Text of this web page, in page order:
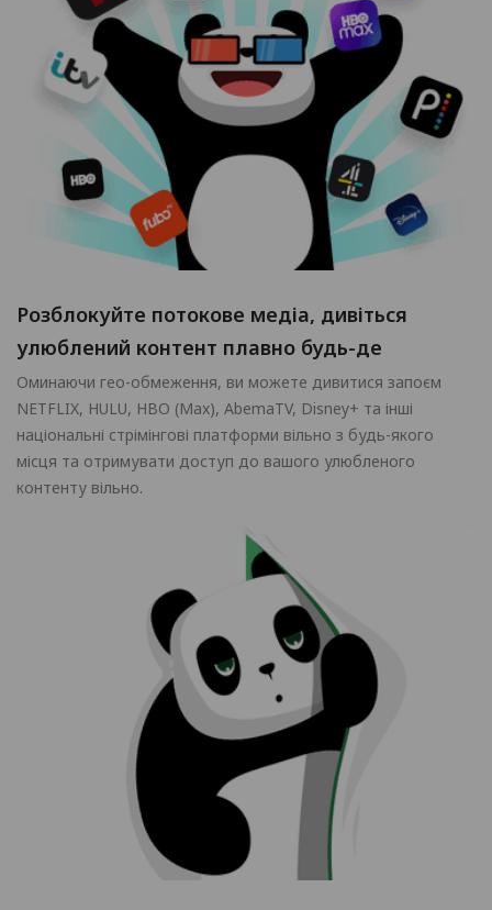
Розблокуйте потокове медіа, дивіться
улюблений контент плавно будь-де
Оминаючи гео-обмеження, ви можете дивитися запоєм
NETFLIX, HULU, HBO (Max), AbemaTV, Disney+ та інші
національні стрімінгові платформи вільно з будь-якого
місця та отримувати доступ до вашого улюбленого
контенту вільно.